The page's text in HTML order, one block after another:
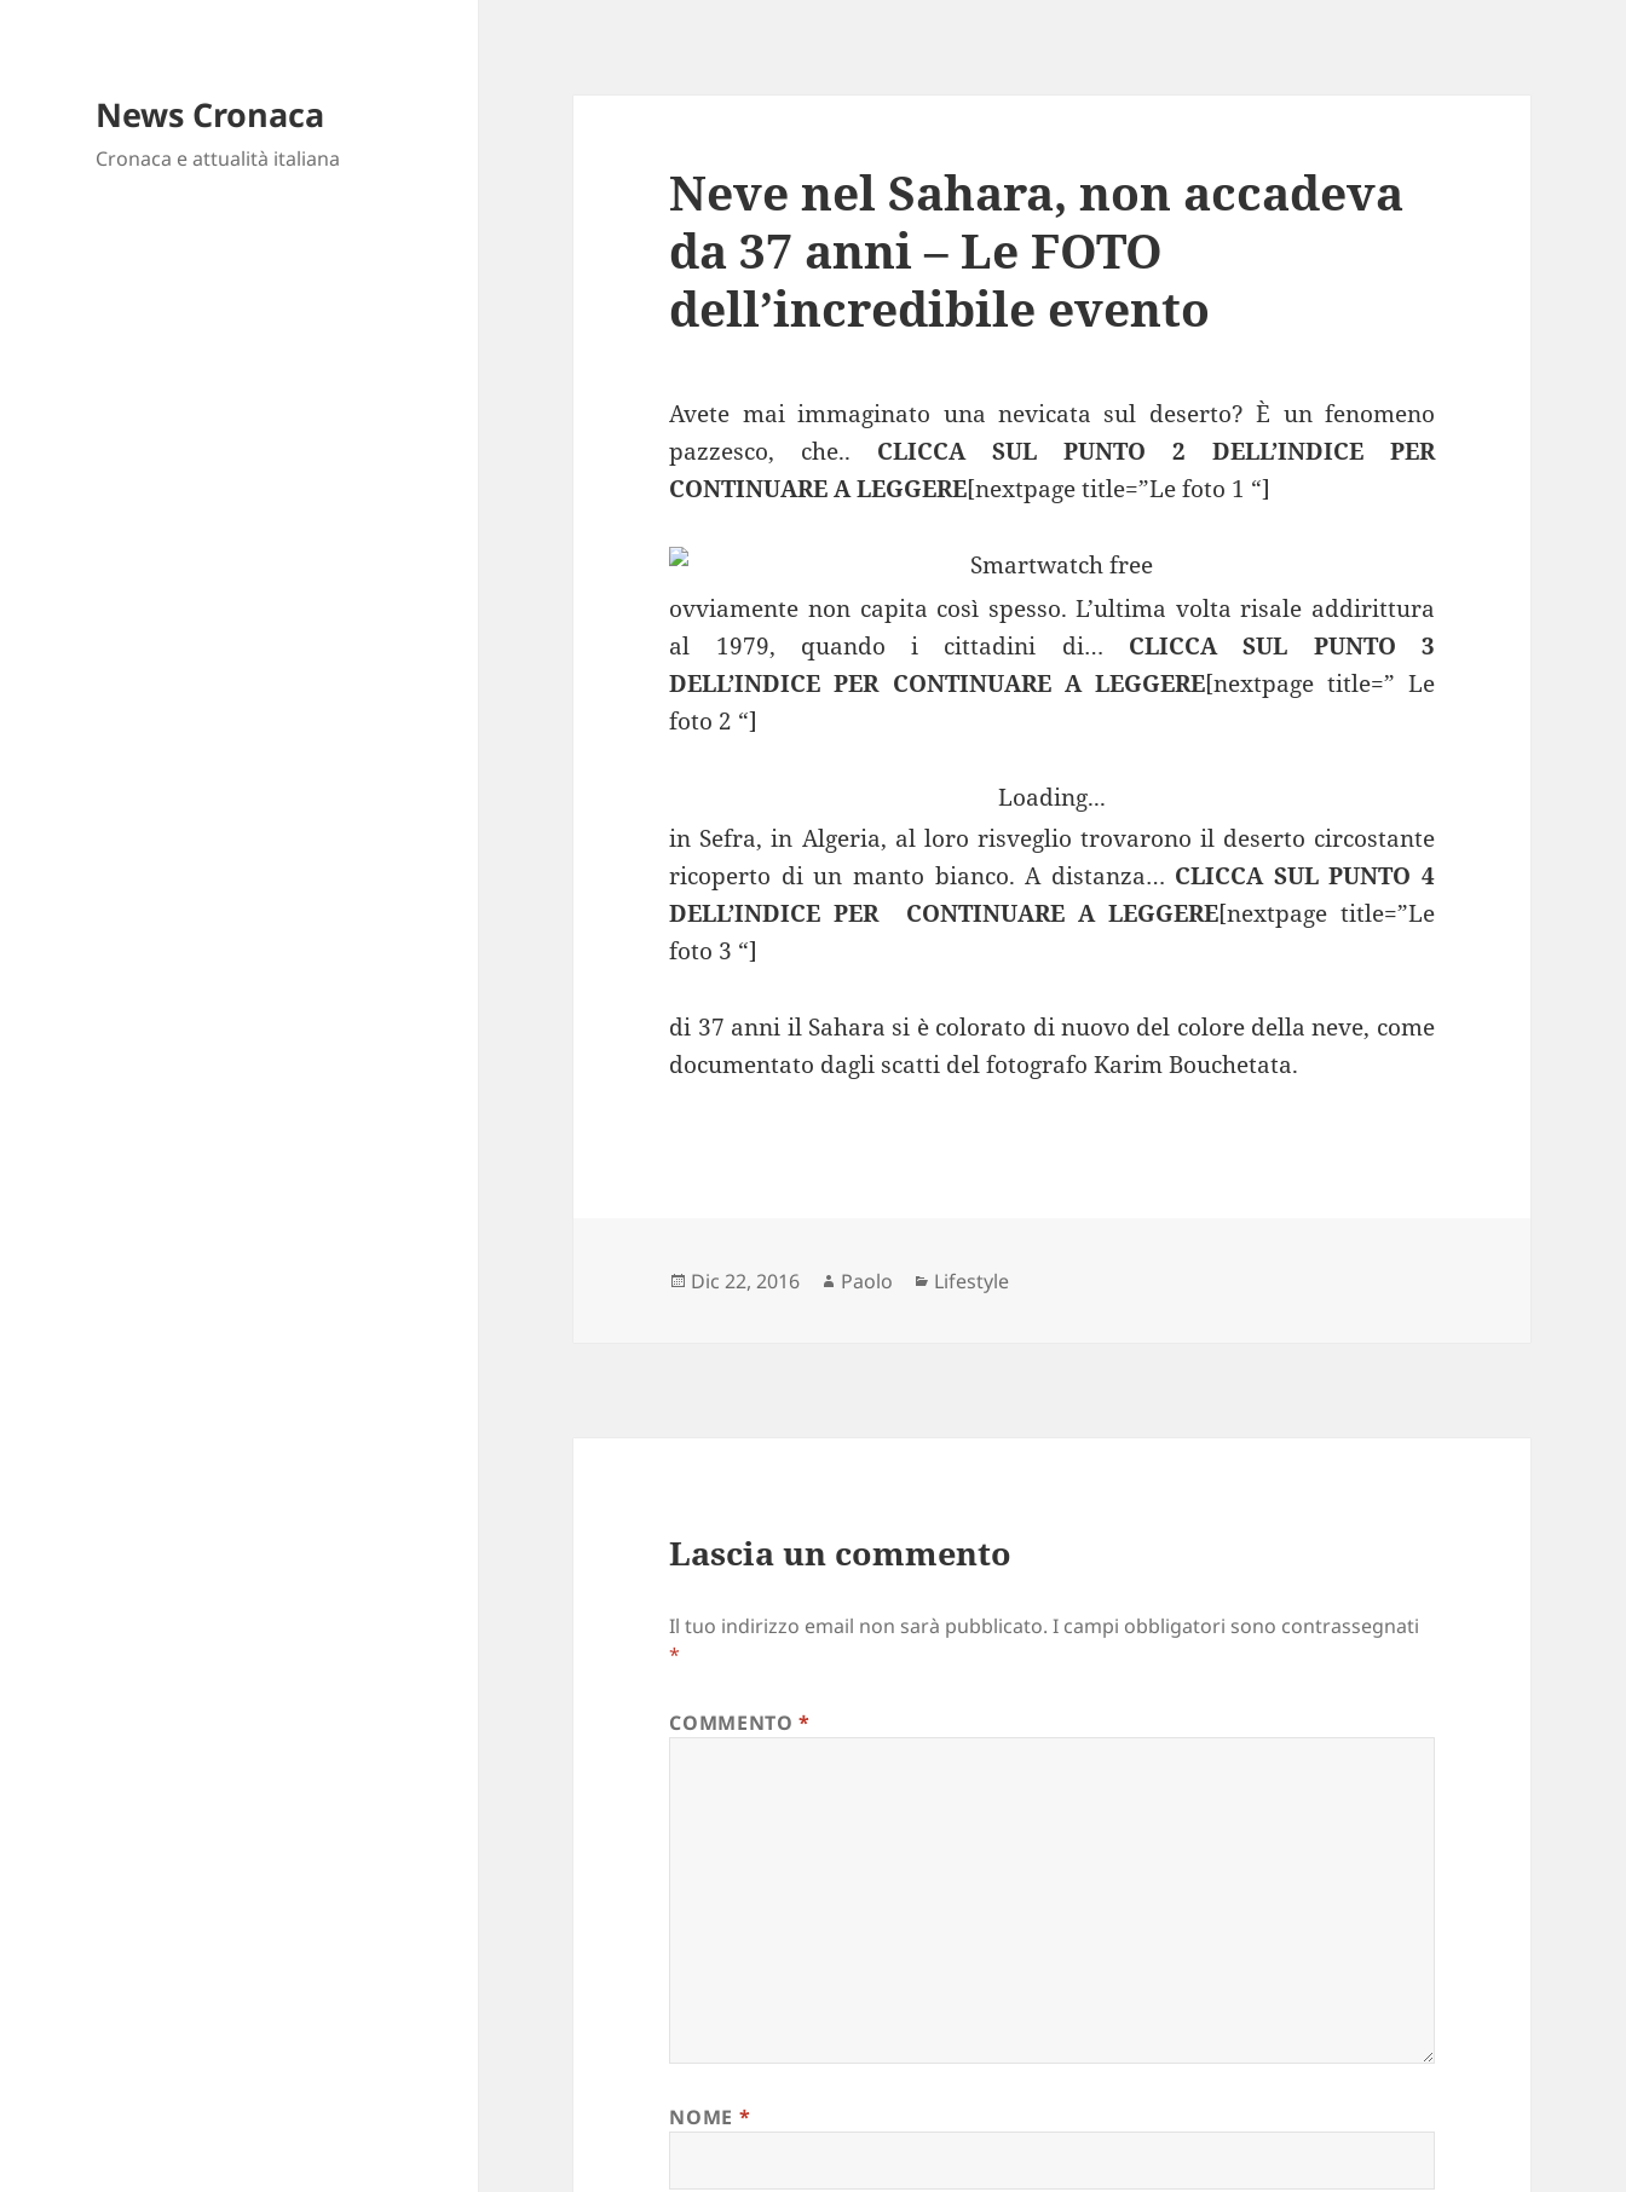
News Cronaca
Cronaca e attualità italiana
Neve nel Sahara, non accadeva
da 37 anni – Le FOTO
dell’incredibile evento
Avete mai immaginato una nevicata sul deserto? È un fenomeno
pazzesco, che.. CLICCA SUL PUNTO 2 DELL’INDICE PER
CONTINUARE A LEGGERE[nextpage title=”Le foto 1 “]
ovviamente non capita così spesso. L’ultima volta risale addirittura
al 1979, quando i cittadini di… CLICCA SUL PUNTO 3
DELL’INDICE PER CONTINUARE A LEGGERE[nextpage title=” Le
foto 2 “]
Loading...
in Sefra, in Algeria, al loro risveglio trovarono il deserto circostante
ricoperto di un manto bianco. A distanza… CLICCA SUL PUNTO 4
DELL’INDICE PER CONTINUARE A LEGGERE[nextpage title=”Le
foto 3 “]
di 37 anni il Sahara si è colorato di nuovo del colore della neve, come
documentato dagli scatti del fotografo Karim Bouchetata.
Scritto
Dic 22, 2016 Autore
Paolo Categorie
Lifestyle
Lascia un commento
Il tuo indirizzo email non sarà pubblicato. I campi obbligatori sono contrassegnati
*
COMMENTO*
NOME *